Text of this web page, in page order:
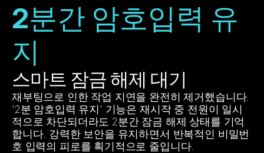
2분간 암호입력 유
지
스마트 잠금 해제 대기
재부팅으로 인한 작업 지연을 완전히 제거했습니다.
'2분 암호입력 유지' 기능은 재시작 중 전원이 일시
적으로 차단되더라도 2분간 잠금 해제 상태를 기억
합니다. 강력한 보안을 유지하면서 반복적인 비밀번
호 입력의 피로를 획기적으로 줄입니다.